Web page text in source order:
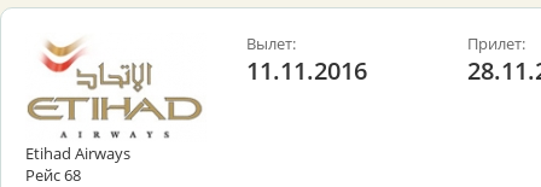
Etihad Airways
Рейс 68
Вылет:
11.11.2016
Прилет: